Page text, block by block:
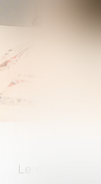
Le droit